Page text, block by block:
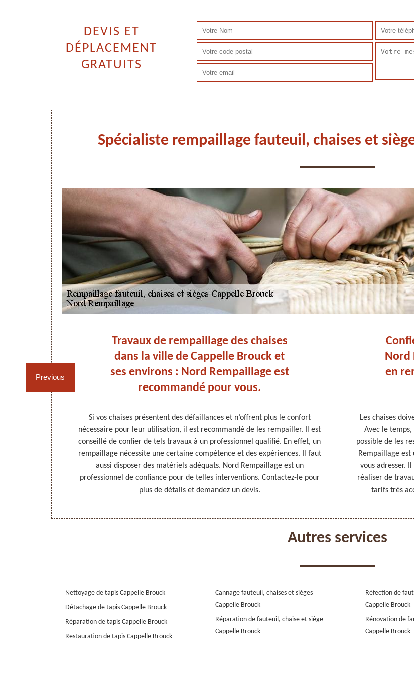
DEVIS ET
DÉPLACEMENT
GRATUITS
Spécialiste rempaillage fauteuil, chaises et
Previous
Travaux de rempaillage des chaises
dans la ville de Cappelle Brouck et
ses environs : Nord Rempaillage est
recommandé pour vous.
Si vos chaises présentent des défaillances et n’offrent plus le confort
nécessaire pour leur utilisation, il est recommandé de les rempailler. Il est
conseillé de confier de tels travaux à un professionnel qualifié. En effet, un
rempaillage nécessite une certaine compétence et des expériences. Il faut
aussi disposer des matériels adéquats. Nord Rempaillage est un
professionnel de confiance pour de telles interventions. Contactez-le pour
plus de détails et demandez un devis.
Nord
en
Les chaises
Avec le
possible de les
Rempaillage est
vous adresser.
réaliser de
tarifs très
Autres services
Nettoyage de tapis Cappelle Brouck
Détachage de tapis Cappelle Brouck
Réparation de tapis Cappelle Brouck
Restauration de tapis Cappelle Brouck
Cannage fauteuil, chaises et sièges
Cappelle Brouck
Réparation de fauteuil, chaise et siège
Cappelle Brouck
Réfection de
Cappelle Brouck
Rénovation de
Cappelle Brouck